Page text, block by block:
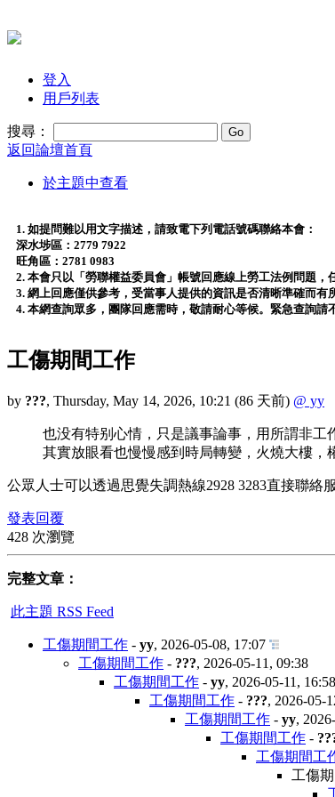
登入
用戶列表
搜尋：
返回論壇首頁
於主題中查看
1. 如提問難以用文字描述，請致電下列電話號碼聯絡本會：
深水埗區：2779 7922
旺角區：2781 0983
2. 本會只以「勞聯權益委員會」帳號回應線上勞工法例問題，
3. 網上回應僅供參考，受當事人提供的資訊是否清晰準確而有
4. 本網查詢眾多，團隊回應需時，敬請耐心等候。緊急查詢請
工傷期間工作
by ???, Thursday, May 14, 2026, 10:21 (86 天前) @ yy
也没有特别心情，只是議事論事，用所謂非工
其實放眼看也慢慢感到時局轉變，火燒大樓，
公眾人士可以透過思覺失調熱線2928 3283直接聯絡
發表回覆
428 次瀏覽
完整文章：
此主題 RSS Feed
工傷期間工作 - yy, 2026-05-08, 17:07
工傷期間工作 - ???, 2026-05-11, 09:38
工傷期間工作 - yy, 2026-05-11, 16:58
工傷期間工作 - ???, 2026-05-
工傷期間工作 - yy,
工傷期間工作 -
工傷期間工
工傷